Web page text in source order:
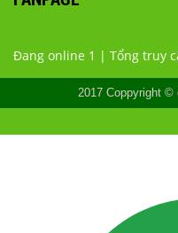
Đang online 1 | Tổng truy
2017 Coppyright ©